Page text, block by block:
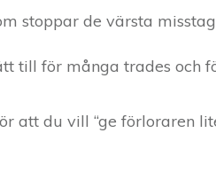
stoppar de värsta
till för många trades och
att du vill “ge förloraren